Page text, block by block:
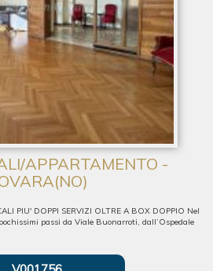
APPARTAMENTO -
PIU' DOPPI SERVIZI OLTRE A BOX DOPPIO Nel
passi da Viale Buonarroti, dall’Ospedale